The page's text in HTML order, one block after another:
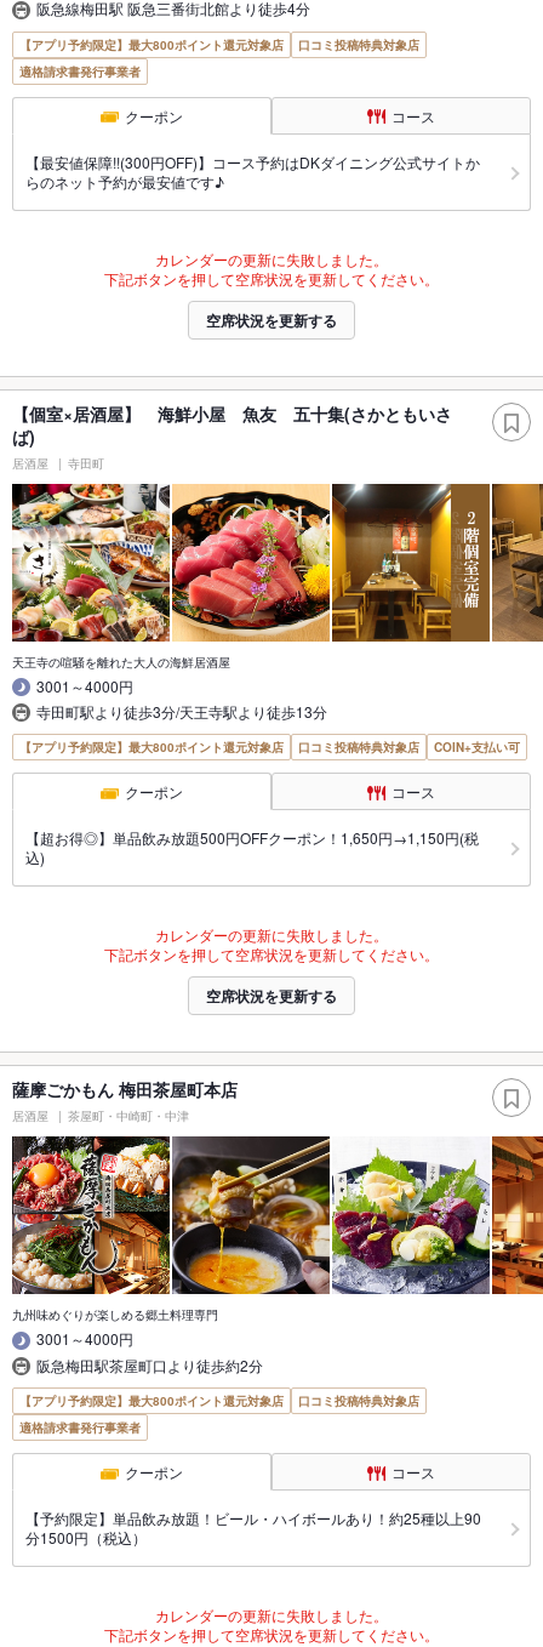
阪急線梅田駅 阪急三番街北館より徒歩4分
【アプリ予約限定】最大800ポイント還元対象店
口コミ投稿特典対象店
適格請求書発行事業者
クーポン コース
【最安値保障!!(300円OFF)】コース予約はDKダイニング公式サイトか
らのネット予約が最安値です♪
カレンダーの更新に失敗しました。
下記ボタンを押して空席状況を更新してください。
空席状況を更新する
【個室×居酒屋】 海鮮小屋 魚友 五十集(さかともいさ
ば)
居酒屋 寺田町
天王寺の喧騒を離れた大人の海鮮居酒屋
3001～4000円
寺田町駅より徒歩3分/天王寺駅より徒歩13分
【アプリ予約限定】最大800ポイント還元対象店 口コミ投稿特典対象店 COIN+支払い可
クーポン コース
【超お得◎】単品飲み放題500円OFFクーポン！1,650円→1,150円(税
込)
カレンダーの更新に失敗しました。
下記ボタンを押して空席状況を更新してください。
空席状況を更新する
薩摩ごかもん 梅田茶屋町本店
居酒屋 茶屋町・中崎町・中津
九州味めぐりが楽しめる郷土料理専門
3001～4000円
阪急梅田駅茶屋町口より徒歩約2分
【アプリ予約限定】最大800ポイント還元対象店
口コミ投稿特典対象店
適格請求書発行事業者
クーポン コース
【予約限定】単品飲み放題！ビール・ハイボールあり！約25種以上90
分1500円（税込）
カレンダーの更新に失敗しました。
下記ボタンを押して空席状況を更新してください。